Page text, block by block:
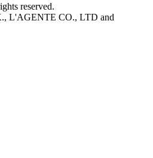
reserved.
L'AGENTE CO., LTD and